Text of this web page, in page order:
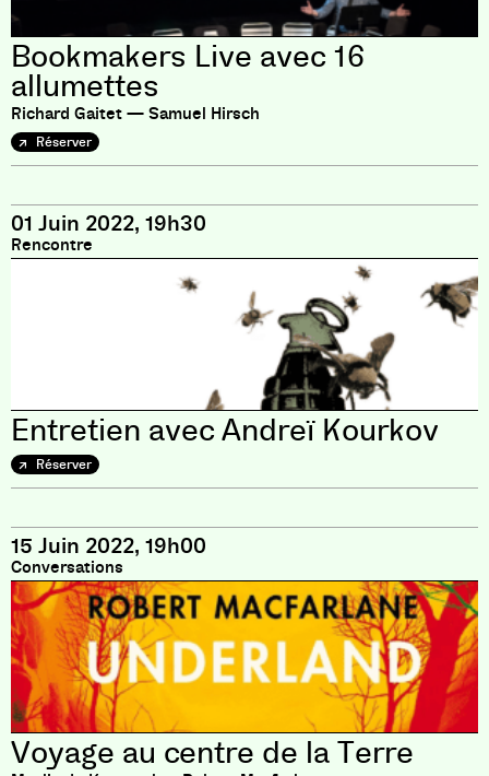
Bookmakers Live avec 16
allumettes
Richard Gaitet — Samuel Hirsch
Réserver
01 Juin 2022, 19h30
Rencontre
Entretien avec Andreï Kourkov
Réserver
15 Juin 2022, 19h00
Conversations
Voyage au centre de la Terre